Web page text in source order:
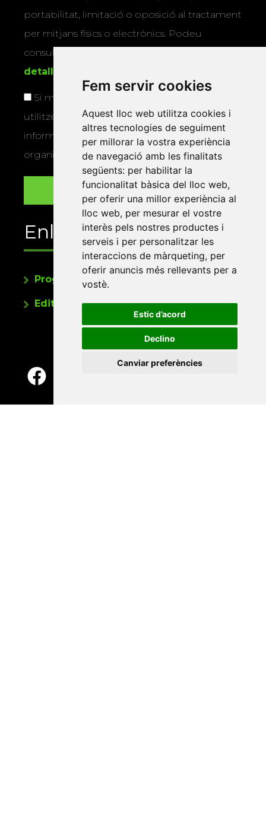
Fem servir cookies
Aquest lloc web utilitza cookies i
altres tecnologies de seguiment
per millorar la vostra experiència
de navegació amb les finalitats
següents: per habilitar la
funcionalitat bàsica del lloc web,
per oferir una millor experiència al
lloc web, per mesurar el vostre
interès pels nostres productes i
serveis i per personalitzar les
interaccions de màrqueting, per
oferir anuncis més rellevants per a
vostè.
Estic d’acord
Declino
Canviar preferències
portabilitat, limitació o oposició al tractament
per mitjans físics o electrònics. Podeu
consultar la
detallada sobre protecció de dades
Si marqueu aquesta casella, consentiu que
utilitzem les vostres dades per a enviar-vos
informació sobre els actes i activitats que
organitza la Xarxa Vives.
Enllaços
Programa de publicacions
Editorials universitàries a Twitter